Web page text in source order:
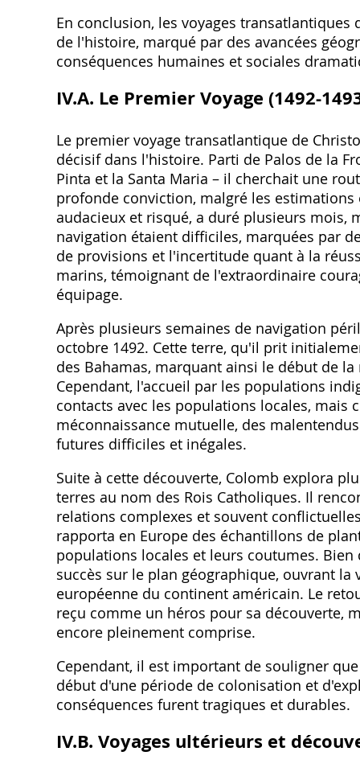
En conclusion, les voyages
de l'histoire, marqué par des avancées
conséquences humaines et sociales
IV.A. Le Premier Voyage (1492-
Le premier voyage transatlantique de
décisif dans l'histoire. Parti de Palos de la
Pinta et la Santa Maria – il cherchait une
profonde conviction, malgré les estimations
audacieux et risqué, a duré plusieurs mois,
navigation étaient difficiles, marquées par
de provisions et l'incertitude quant à la
marins, témoignant de l'extraordinaire
équipage.
Après plusieurs semaines de navigation
octobre 1492. Cette terre, qu'il prit
des Bahamas, marquant ainsi le début de
Cependant, l'accueil par les populations
contacts avec les populations locales,
méconnaissance mutuelle, des
futures difficiles et inégales.
Suite à cette découverte, Colomb explora
terres au nom des Rois Catholiques. Il
relations complexes et souvent
rapporta en Europe des échantillons de
populations locales et leurs coutumes.
succès sur le plan géographique, ouvrant
européenne du continent américain. Le
reçu comme un héros pour sa découverte,
encore pleinement comprise.
Cependant, il est important de souligner
début d'une période de colonisation et
conséquences furent tragiques et durables.
IV.B. Voyages ultérieurs et